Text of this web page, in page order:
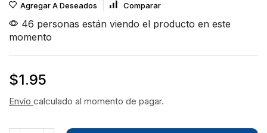
Agregar A Deseados Comparar
46 personas están viendo el producto en este
momento
$1.95
Envío calculado al momento de pagar.